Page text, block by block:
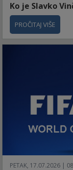
Ko je Slavko
PROČITAJ VIŠE
PETAK, 17.07.2026 |